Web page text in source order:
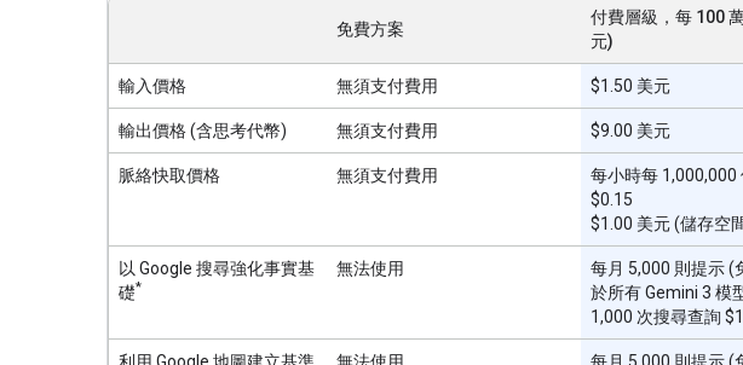
免費方案
付費層級，每 100
元)
輸入價格 無須支付費用 $1.50 美元
輸出價格 (含思考代幣) 無須支付費用 $9.00 美元
脈絡快取價格 無須支付費用
每小時每 1,000,000
$0.15
$1.00 美元 (儲存空
以 Google 搜尋強化事實基
礎*
無法使用
每月 5,000 則提示 (
於所有 Gemini 3 模
1,000 次搜尋查詢